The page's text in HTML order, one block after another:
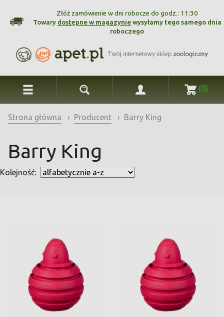
Złóż zamówienie w dni robocze do godz.: 11:30
Towary dostępne w magazyniewysyłamy tego samego dnia
roboczego
(0)
Strona główna › Producent › Barry King
Barry King
Kolejność: